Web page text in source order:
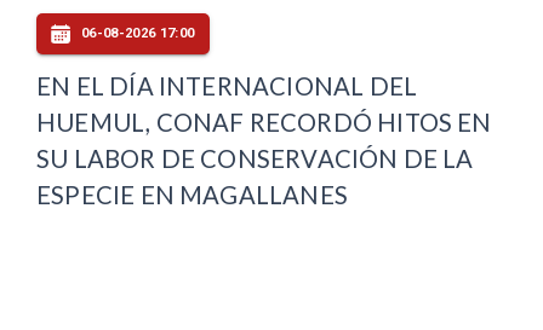
06-08-2026 17:00
EN EL DÍA INTERNACIONAL DEL
HUEMUL, CONAF RECORDÓ HITOS EN
SU LABOR DE CONSERVACIÓN DE LA
ESPECIE EN MAGALLANES